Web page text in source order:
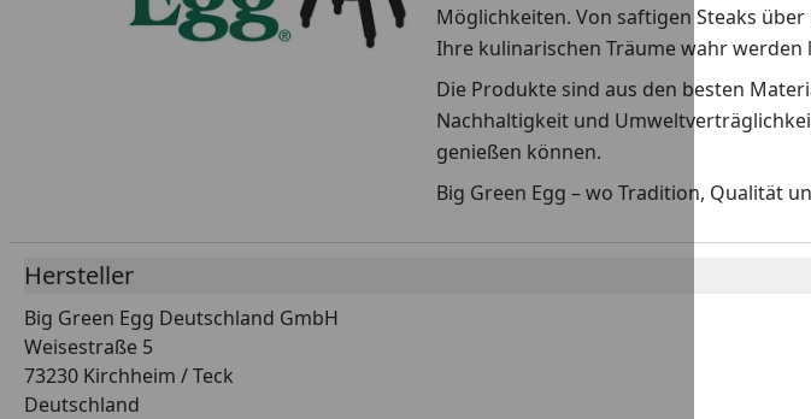
Möglichkeiten. Von saftigen Steaks
Ihre kulinarischen Träume wahr werden
Die Produkte sind aus den besten
Nachhaltigkeit und
genießen können.
Big Green Egg – wo Tradition, Qualität
Hersteller
Big Green Egg Deutschland GmbH
Weisestraße 5
73230 Kirchheim / Teck
Deutschland